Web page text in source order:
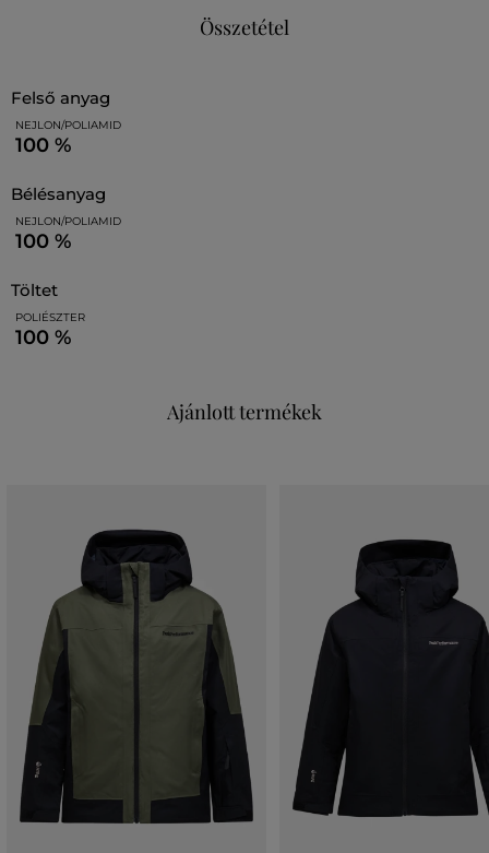
Összetétel
felső anyag
NEJLON/POLIAMID
100 %
bélésanyag
NEJLON/POLIAMID
100 %
töltet
POLIÉSZTER
100 %
Ajánlott termékek